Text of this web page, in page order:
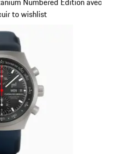
to wishlist